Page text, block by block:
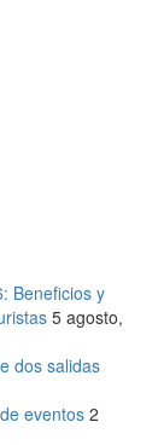
Beneficios y
5 agosto,
dos salidas
eventos 2